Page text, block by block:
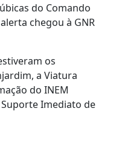
do Comando
chegou à GNR
os
a Viatura
do INEM
Imediato de